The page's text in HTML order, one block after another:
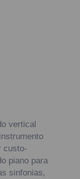
vertical
custo-
piano para
sinfonias,